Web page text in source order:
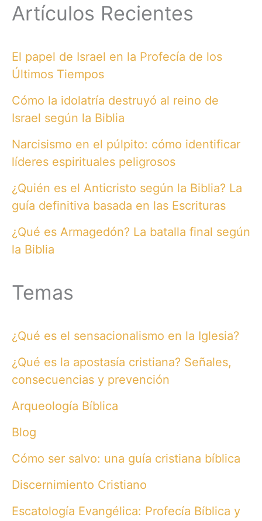
Artículos Recientes
El papel de Israel en la Profecía de los
Últimos Tiempos
Cómo la idolatría destruyó al reino de
Israel según la Biblia
Narcisismo en el púlpito: cómo identificar
líderes espirituales peligrosos
¿Quién es el Anticristo según la Biblia? La
guía definitiva basada en las Escrituras
¿Qué es Armagedón? La batalla final según
la Biblia
Temas
¿Qué es el sensacionalismo en la Iglesia?
¿Qué es la apostasía cristiana? Señales,
consecuencias y prevención
Arqueología Bíblica
Blog
Cómo ser salvo: una guía cristiana bíblica
Discernimiento Cristiano
Escatología Evangélica: Profecía Bíblica y